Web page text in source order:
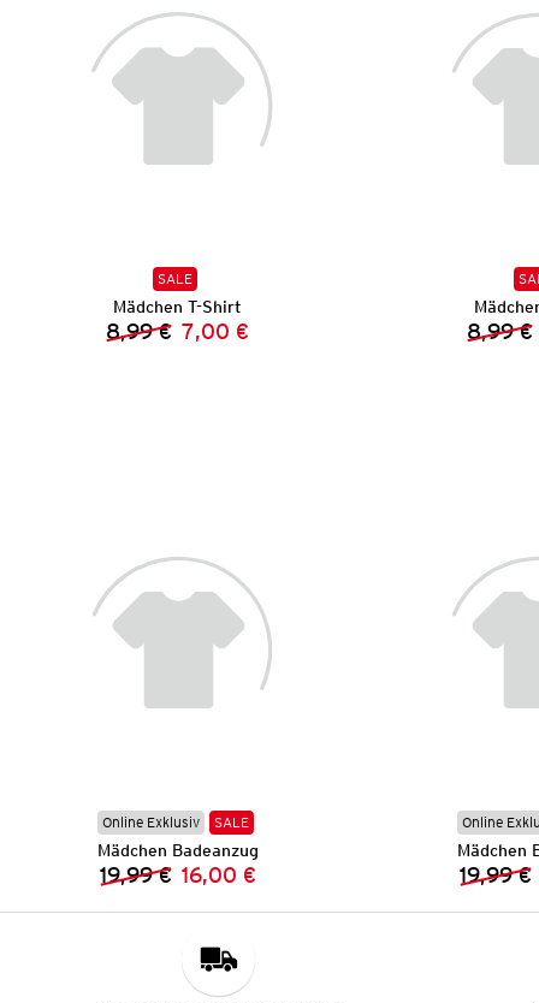
SALE
Mädchen T-Shirt
Vorheriger Preis:
8,99 € Neuer Preis:
7,00 € 8,99 €
Online Exklusiv SALE
Mädchen Badeanzug
Vorheriger Preis:
19,99 € Neuer Preis:
16,00 €
Online
Mädchen
19,99 €